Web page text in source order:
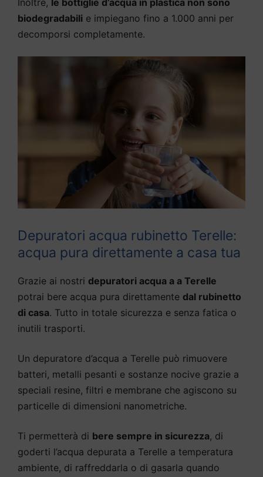
biodegradabili e impiegano fino a 1.000 anni per
decomporsi completamente.
Depuratori acqua rubinetto Terelle:
acqua pura direttamente a casa tua
Grazie ai nostri depuratori acqua a a Terelle
potrai bere acqua pura direttamente dal rubinetto
di casa. Tutto in totale sicurezza e senza fatica o
inutili trasporti.
Un depuratore d’acqua a Terelle può rimuovere
batteri, metalli pesanti e sostanze nocive grazie a
speciali resine, filtri e membrane che agiscono su
particelle di dimensioni nanometriche.
Ti permetterà di bere sempre in sicurezza, di
goderti l’acqua depurata a Terelle a temperatura
ambiente, di raffreddarla o di gasarla quando